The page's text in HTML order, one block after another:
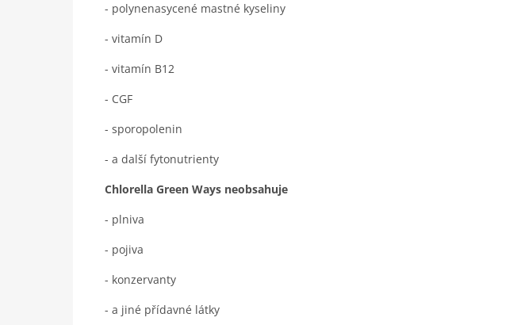
- polynenasycené mastné kyseliny
- vitamín D
- vitamín B12
- CGF
- sporopolenin
- a další fytonutrienty
Chlorella Green Ways neobsahuje
- plniva
- pojiva
- konzervanty
- a jiné přídavné látky